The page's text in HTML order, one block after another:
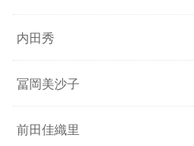
内田秀
冨岡美沙子
前田佳織里